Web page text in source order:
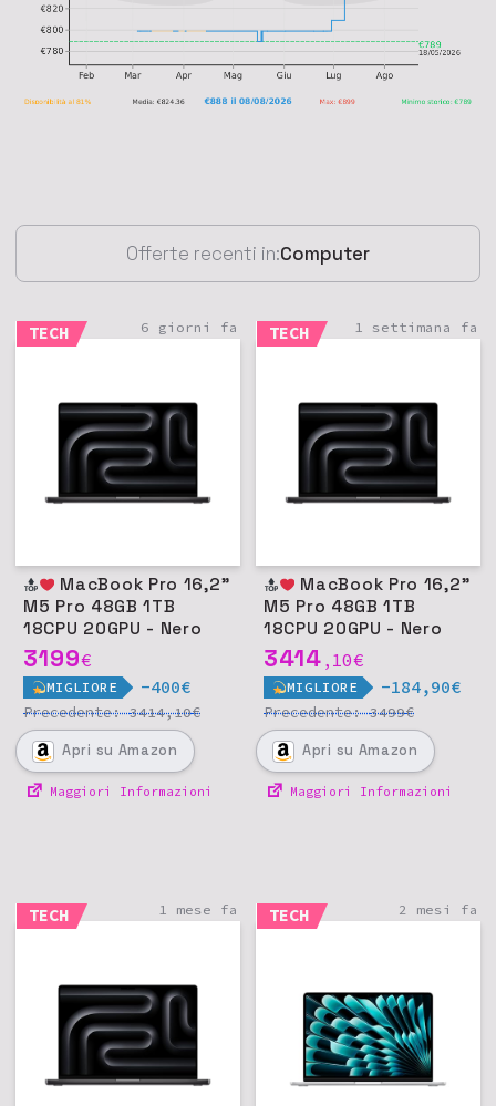
Offerte recenti in:Computer
TECH 6 giorni fa
M5 Pro 48GB 1TB
18CPU 20GPU - Nero
siderale
3199€
MIGLIORE -400€
Precedente:3414,10€
Apri su Amazon
Maggiori Informazioni
TECH 1 settimana fa
M5 Pro 48GB 1TB
18CPU 20GPU - Nero
siderale
3414 , 10€
MIGLIORE -184,90€
Precedente:3499€
Apri su Amazon
Maggiori Informazioni
TECH 1 mese fa TECH 2 mesi fa